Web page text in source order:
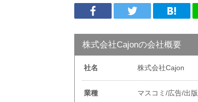
株式会社Cajonの会社概要
社名 株式会社Cajon
業種 マスコミ/広告/出版